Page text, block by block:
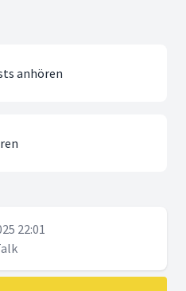
anhören
22:01